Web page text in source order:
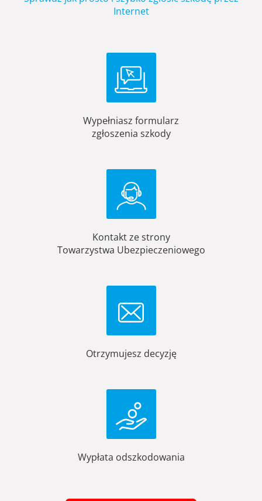
Internet
Wypełniasz formularz
zgłoszenia szkody
Kontakt ze strony
Towarzystwa Ubezpieczeniowego
Otrzymujesz decyzję
Wypłata odszkodowania